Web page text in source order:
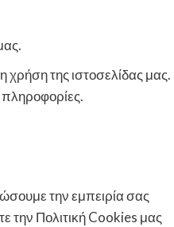
της ιστοσελίδας μας.
την εμπειρία σας
την Πολιτική Cookies μας